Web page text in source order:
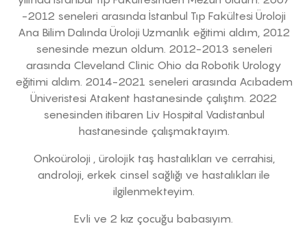
-2012 seneleri arasında İstanbul Tıp Fakültesi Üroloji
Ana Bilim Dalında Üroloji Uzmanlık eğitimi aldım, 2012
senesinde mezun oldum. 2012-2013 seneleri
arasında Cleveland Clinic Ohio da Robotik Urology
eğitimi aldım. 2014-2021 seneleri arasında Acıbadem
Üniveristesi Atakent hastanesinde çalıştım. 2022
senesinden itibaren Liv Hospital Vadistanbul
hastanesinde çalışmaktayım.
Onkoüroloji , ürolojik taş hastalıkları ve cerrahisi,
androloji, erkek cinsel sağlığı ve hastalıkları ile
ilgilenmekteyim.
Evli ve 2 kız çocuğu babasıyım.